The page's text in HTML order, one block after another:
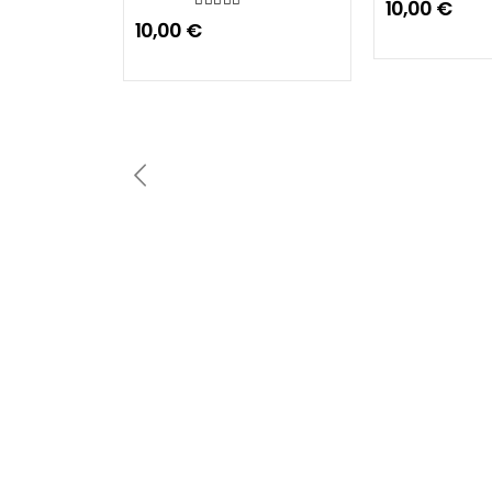
0
10,00 €
10,00 €